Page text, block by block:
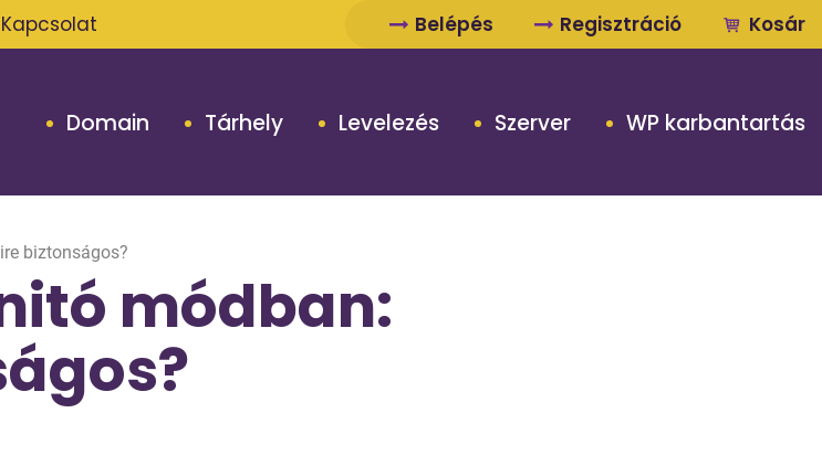
Kapcsolat Belépés Regisztráció Kosár
Domain Tárhely Levelezés Szerver WP karbantartás
biztonságos?
módban: